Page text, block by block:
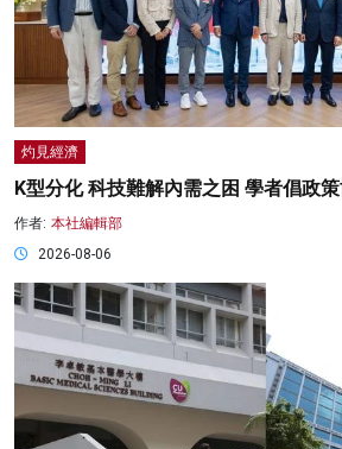
灼見經濟
K型分化 科技難解內需之困 學者倡政
作者: 本社編輯部
2026-08-06